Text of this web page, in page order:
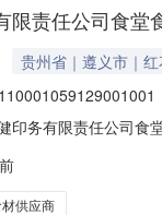
限责任公司食堂
贵州省｜遵义市｜
印务有限责任公司食
称：遵义天健印务有
供应商